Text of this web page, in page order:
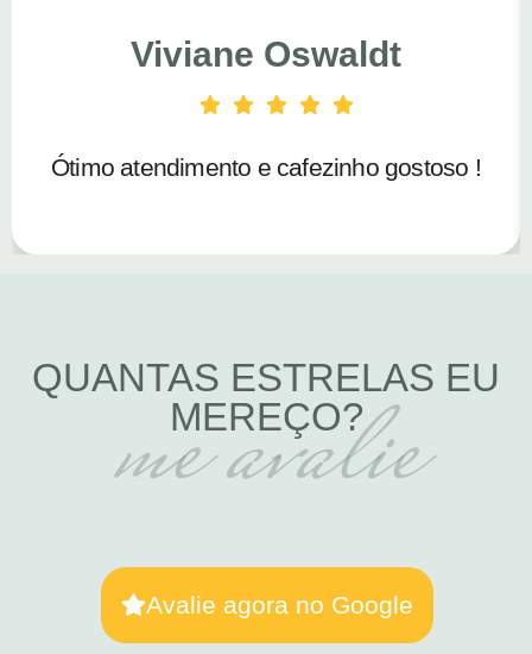
Viviane Oswaldt
Ótimo atendimento e cafezinho gostoso !
QUANTAS ESTRELAS EU
MEREÇO?
me avalie
Avalie agora no Google